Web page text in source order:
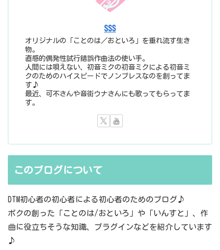
SSS
オリジナルの「ことのは／おといろ」を垂れ流す生き
物。
直感的偶発性試行錯誤作曲法の使い手。
人間には唄えない、初音ミクの初音ミクによる初音ミ
クのためのハイスピードでノンブレスなのを創ってま
す♪
最近、可不さんや音街ウナさんにも歌ってもらってま
す。
このブログについて
DTM初心者の初心者による初心者のためのブログ♪
ボクの創った「ことのは/おといろ」や「いんすと」、作
曲に役立ちそうな知識、プラグインなどを紹介しています
♪